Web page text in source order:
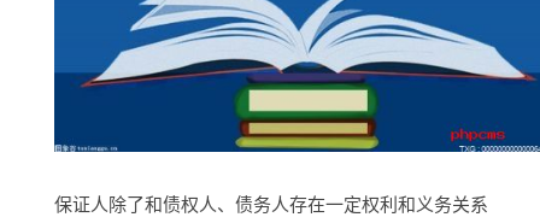
保证人除了和债权人、债务人存在一定权利和义务关系